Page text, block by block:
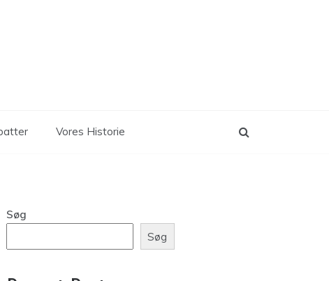
Vores Historie
Søg
Søg